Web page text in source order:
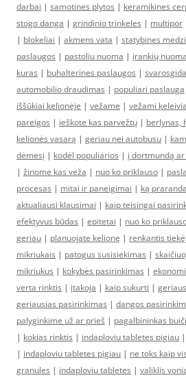
darbai | samotines plytos | keramikines
stogo danga | grindinio trinkeles | multipor
| blokeliai | akmens vata | statybines
paslaugos | pastoliu nuoma | įrankių nuoma
kuras | buhalterines paslaugos |
automobilio draudimas | populiari paslauga
iššūkiai kelionėje | vežame | vežami
pareigos | ieškote kas parvežtų | berlynas,
kelionės vasarą | geriau nei autobusu |
dėmesį | kodėl populiarios | į dortmundą
| žinome kas veža | nuo ko priklauso |
procesas | mitai ir paneigimai | ką
aktualiausi klausimai | kaip teisingai
efektyvus būdas | epitetai | nuo ko
geriau | planuojate kelionę | renkantis
mikriukais | patogus susisiekimas |
mikriukus | kokybės pasirinkimas |
verta rinktis | įtakoja | kaip sukurti |
geriausias pasirinkimas | dangos
palyginkime už ar prieš | pagalbininkas
| kokias rinktis | indaploviu tabletes pigiau |
| indaploviu tabletes pigiau | ne toks kaip
granules | indaploviu tabletes | valiklis